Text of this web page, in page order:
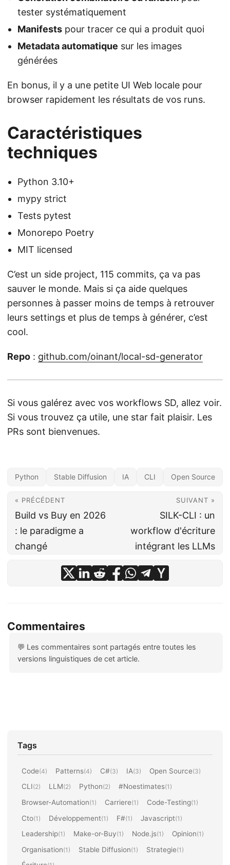
tester systématiquement
Manifests pour tracer ce qui a produit quoi
Metadata automatique sur les images
générées
En bonus, il y a une petite UI Web locale pour
browser rapidement les résultats de vos runs.
Caractéristiques
techniques
Python 3.10+
mypy strict
Tests pytest
Monorepo Poetry
MIT licensed
C’est un side project, 115 commits, ça va pas
sauver le monde. Mais si ça aide quelques
personnes à passer moins de temps à retrouver
leurs settings et plus de temps à générer, c’est
cool.
Repo : github.com/oinant/local-sd-generator
Si vous galérez avec vos workflows SD, allez voir.
Si vous trouvez ça utile, une star fait plaisir. Les
PRs sont bienvenues.
Python Stable Diffusion IA CLI Open Source
« PRÉCÉDENT
Build vs Buy en 2026
: le paradigme a
changé
SUIVANT »
SILK-CLI : un
workflow d'écriture
intégrant les LLMs
Commentaires
💬 Les commentaires sont partagés entre toutes les
versions linguistiques de cet article.
Tags
Code(4) Patterns(4) C#(3) IA(3) Open Source(3)
CLI(2) LLM(2) Python(2) #Noestimates(1)
Browser-Automation(1) Carriere(1) Code-Testing(1)
Cto(1) Développement(1) F#(1) Javascript(1)
Leadership(1) Make-or-Buy(1) Node.js(1) Opinion(1)
Organisation(1) Stable Diffusion(1) Strategie(1)